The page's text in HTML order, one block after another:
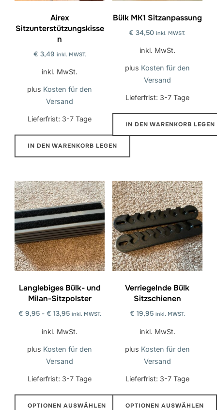
Airex
Sitzunterstützungskisse
n
€ 3,49 inkl. MWST.
inkl. MwSt.
plus Kosten für den
Versand
Lieferfrist: 3-7 Tage
IN DEN WARENKORB LEGEN
Bülk MK1 Sitzanpassung
€ 34,50 inkl. MWST.
inkl. MwSt.
plus Kosten für den
Versand
Lieferfrist: 3-7 Tage
IN DEN WARENKORB LEGEN
Langlebiges Bülk- und
Milan-Sitzpolster
€ 9,95- € 13,95 inkl. MWST.
inkl. MwSt.
plus Kosten für den
Versand
Lieferfrist: 3-7 Tage
OPTIONEN AUSWÄHLEN
Verriegelnde Bülk
Sitzschienen
€ 19,95 inkl. MWST.
inkl. MwSt.
plus Kosten für den
Versand
Lieferfrist: 3-7 Tage
OPTIONEN AUSWÄHLEN